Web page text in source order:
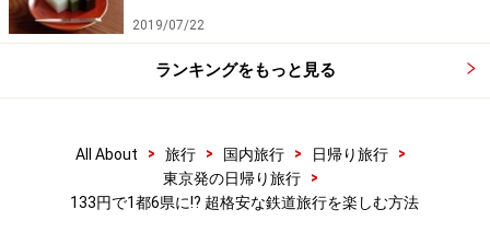
2019/07/22
ランキングをもっと見る
All About > 旅行 > 国内旅行 > 日帰り旅行
>
東京発の日帰り旅行
>
133円で1都6県に!? 超格安な鉄道旅行を楽しむ方法